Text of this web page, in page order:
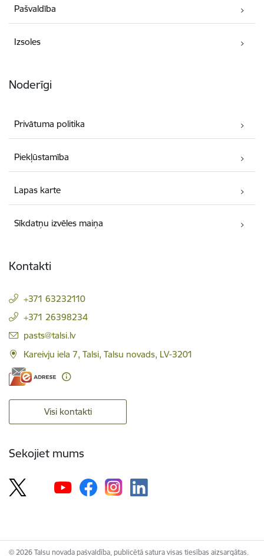
Pašvaldība
Izsoles
Noderīgi
Privātuma politika
Piekļūstamība
Lapas karte
Sīkdatņu izvēles maiņa
Kontakti
+371 63232110
+371 26398234
E-pasts:
pasts@talsi.lv
Kareivju iela 7, Talsi, Talsu novads, LV-3201
Visi kontakti
Sekojiet mums
© 2026 Talsu novada pašvaldība, publicētā satura visas tiesības aizsargātas.